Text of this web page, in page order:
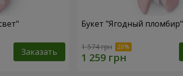
Заказать
Букет "Ягодный пломбир"
1 574 грн